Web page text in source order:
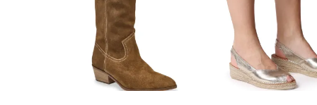
n